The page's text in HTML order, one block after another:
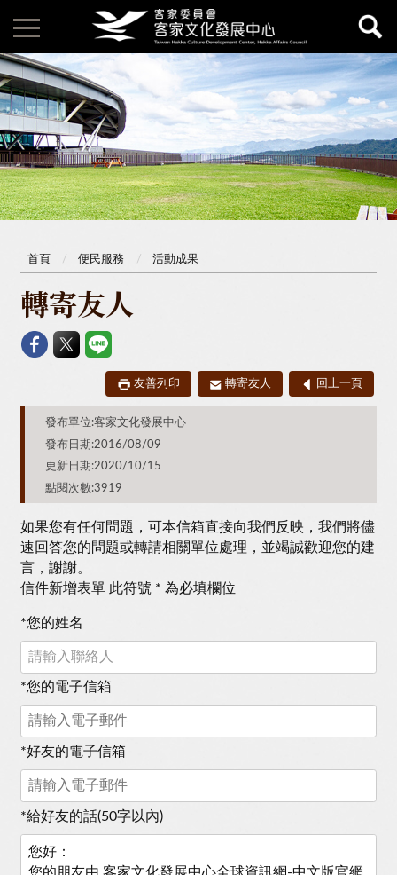
首頁 便民服務 活動成果
轉寄友人
友善列印 轉寄友人 回上一頁
發布單位:客家文化發展中心
發布日期:2016/08/09
更新日期:2020/10/15
點閱次數:3919
如果您有任何問題，可本信箱直接向我們反映，我們將儘
速回答您的問題或轉請相關單位處理，並竭誠歡迎您的建
言，謝謝。
信件新增表單 此符號 * 為必填欄位
*您的姓名
*您的電子信箱
*好友的電子信箱
*給好友的話(50字以內)